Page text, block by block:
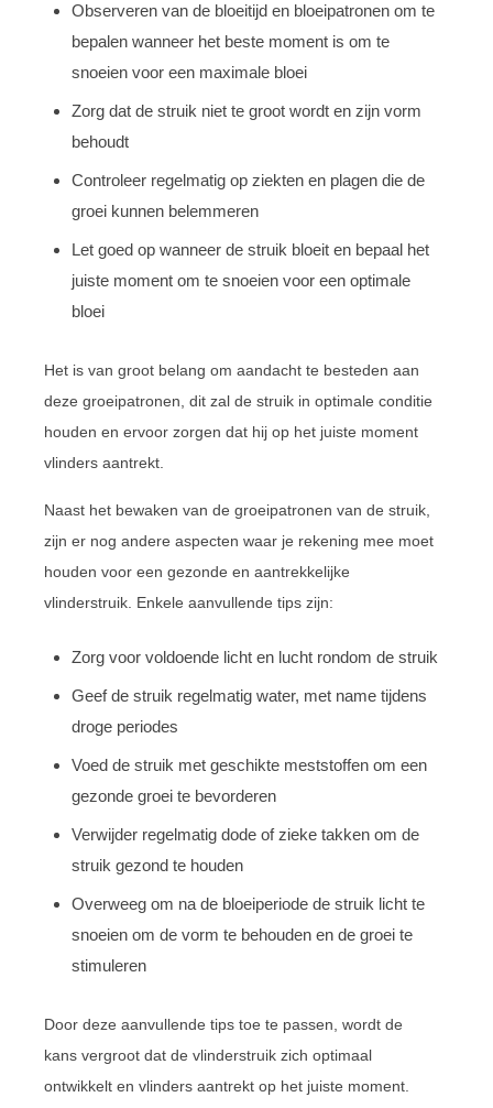
Observeren van de bloeitijd en bloeipatronen om te
bepalen wanneer het beste moment is om te
snoeien voor een maximale bloei
Zorg dat de struik niet te groot wordt en zijn vorm
behoudt
Controleer regelmatig op ziekten en plagen die de
groei kunnen belemmeren
Let goed op wanneer de struik bloeit en bepaal het
juiste moment om te snoeien voor een optimale
bloei
Het is van groot belang om aandacht te besteden aan
deze groeipatronen, dit zal de struik in optimale conditie
houden en ervoor zorgen dat hij op het juiste moment
vlinders aantrekt.
Naast het bewaken van de groeipatronen van de struik,
zijn er nog andere aspecten waar je rekening mee moet
houden voor een gezonde en aantrekkelijke
vlinderstruik. Enkele aanvullende tips zijn:
Zorg voor voldoende licht en lucht rondom de struik
Geef de struik regelmatig water, met name tijdens
droge periodes
Voed de struik met geschikte meststoffen om een
gezonde groei te bevorderen
Verwijder regelmatig dode of zieke takken om de
struik gezond te houden
Overweeg om na de bloeiperiode de struik licht te
snoeien om de vorm te behouden en de groei te
stimuleren
Door deze aanvullende tips toe te passen, wordt de
kans vergroot dat de vlinderstruik zich optimaal
ontwikkelt en vlinders aantrekt op het juiste moment.